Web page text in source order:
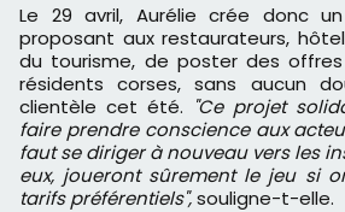
Le 29 avril, Aurélie crée donc
proposant aux restaurateurs,
du tourisme, de poster des
résidents corses, sans aucun
clientèle cet été. "Ce projet
faire prendre conscience aux
faut se diriger à nouveau vers les
eux, joueront sûrement le jeu si
tarifs préférentiels",souligne-t-elle.